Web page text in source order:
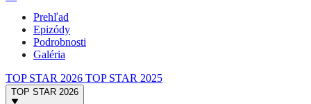
Prehľad
Epizódy
Podrobnosti
Galéria
TOP STAR 2026 TOP STAR 2025
TOP STAR 2026